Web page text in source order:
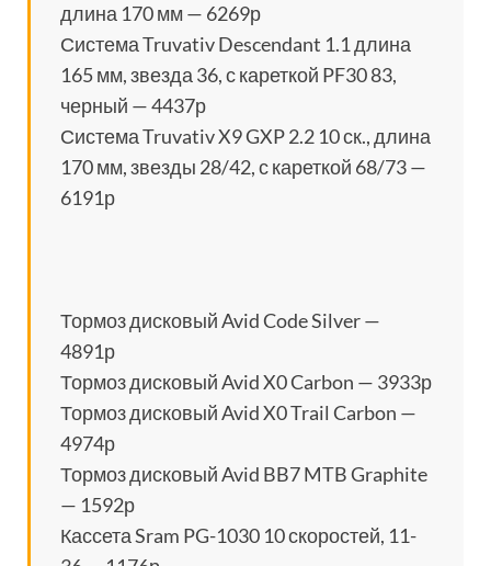
длина 170 мм — 6269р
Система Truvativ Descendant 1.1 длина
165 мм, звезда 36, с кареткой PF30 83,
черный — 4437р
Система Truvativ X9 GXP 2.2 10 ск., длина
170 мм, звезды 28/42, с кареткой 68/73 —
6191р
Тормоз дисковый Avid Code Silver —
4891р
Тормоз дисковый Avid X0 Carbon — 3933р
Тормоз дисковый Avid X0 Trail Carbon —
4974р
Тормоз дисковый Avid BB7 MTB Graphite
— 1592р
Кассета Sram PG-1030 10 скоростей, 11-